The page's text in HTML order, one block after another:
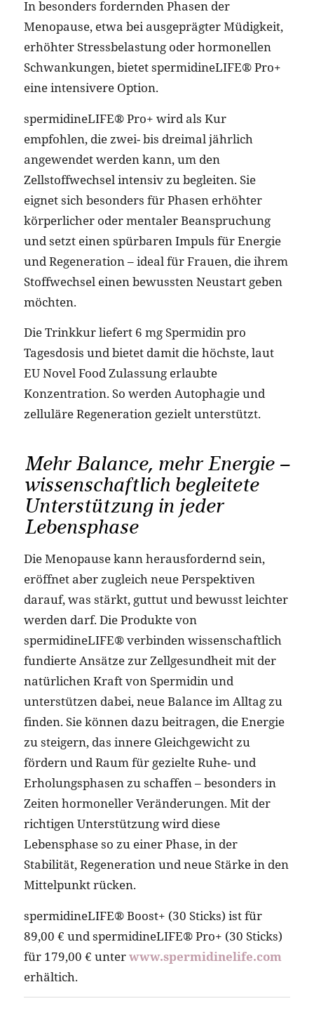
In besonders fordernden Phasen der
Menopause, etwa bei ausgeprägter Müdigkeit,
erhöhter Stressbelastung oder hormonellen
Schwankungen, bietet spermidineLIFE® Pro+
eine intensivere Option.
spermidineLIFE® Pro+ wird als Kur
empfohlen, die zwei- bis dreimal jährlich
angewendet werden kann, um den
Zellstoffwechsel intensiv zu begleiten. Sie
eignet sich besonders für Phasen erhöhter
körperlicher oder mentaler Beanspruchung
und setzt einen spürbaren Impuls für Energie
und Regeneration – ideal für Frauen, die ihrem
Stoffwechsel einen bewussten Neustart geben
möchten.
Die Trinkkur liefert 6 mg Spermidin pro
Tagesdosis und bietet damit die höchste, laut
EU Novel Food Zulassung erlaubte
Konzentration. So werden Autophagie und
zelluläre Regeneration gezielt unterstützt.
Mehr Balance, mehr Energie –
wissenschaftlich begleitete
Unterstützung in jeder
Lebensphase
Die Menopause kann herausfordernd sein,
eröffnet aber zugleich neue Perspektiven
darauf, was stärkt, guttut und bewusst leichter
werden darf. Die Produkte von
spermidineLIFE® verbinden wissenschaftlich
fundierte Ansätze zur Zellgesundheit mit der
natürlichen Kraft von Spermidin und
unterstützen dabei, neue Balance im Alltag zu
finden. Sie können dazu beitragen, die Energie
zu steigern, das innere Gleichgewicht zu
fördern und Raum für gezielte Ruhe- und
Erholungsphasen zu schaffen – besonders in
Zeiten hormoneller Veränderungen. Mit der
richtigen Unterstützung wird diese
Lebensphase so zu einer Phase, in der
Stabilität, Regeneration und neue Stärke in den
Mittelpunkt rücken.
spermidineLIFE® Boost+ (30 Sticks) ist für
89,00 € und spermidineLIFE® Pro+ (30 Sticks)
für 179,00 € unterwww.spermidinelife.com
erhältich.